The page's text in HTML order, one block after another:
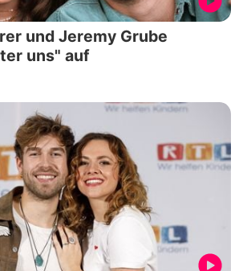
und Jeremy Grube
uns" auf